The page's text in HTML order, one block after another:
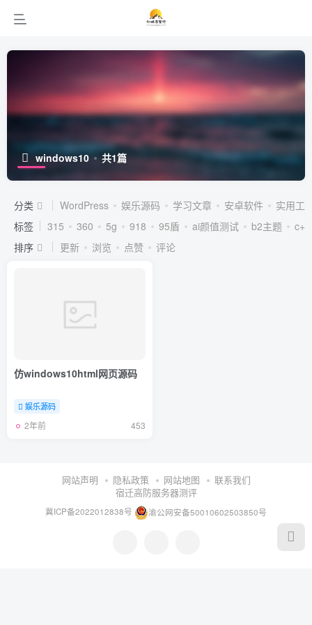
windows10 共1篇
分类 WordPress 娱乐源码 学习文章 安卓软件
实用工
标签
315 360 5g 918 95盾 ai颜值测试 b2主题
c++
排序
更新 浏览 点赞 评论
仿windows10html网页源码
娱乐源码
2年前 453
网站声明 隐私政策 网站地图
联系我们
宿迁高防服务器测评
冀ICP备2022012838号 渝公网安备50010602503850号